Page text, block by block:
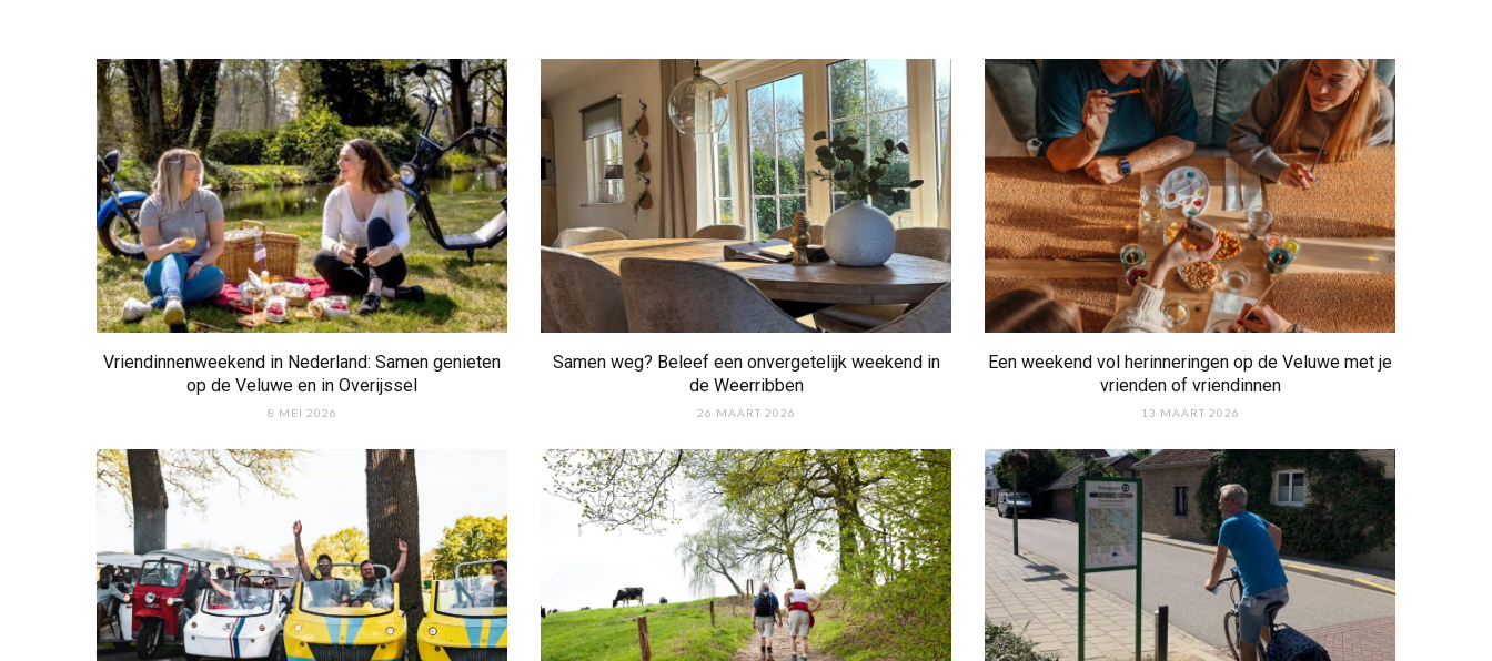
Vriendinnenweekend in Nederland: Samen genieten
op de Veluwe en in Overijssel
8 MEI 2026
Samen weg? Beleef een onvergetelijk weekend in
de Weerribben
26 MAART 2026
Een weekend vol herinneringen op de Veluwe met je
vrienden of vriendinnen
13 MAART 2026